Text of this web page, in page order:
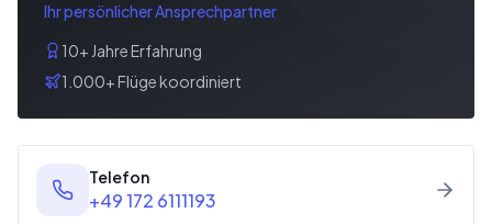
Ihr persönlicher Ansprechpartner
10+ Jahre Erfahrung
1.000+ Flüge koordiniert
Telefon
+49 172 6111193